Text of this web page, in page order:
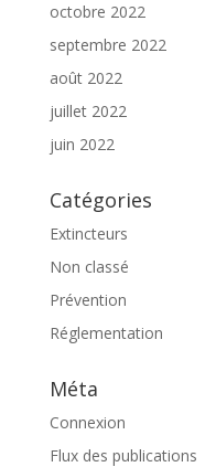
octobre 2022
septembre 2022
août 2022
juillet 2022
juin 2022
Catégories
Extincteurs
Non classé
Prévention
Réglementation
Méta
Connexion
Flux des publications